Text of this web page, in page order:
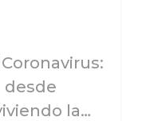
desde
la